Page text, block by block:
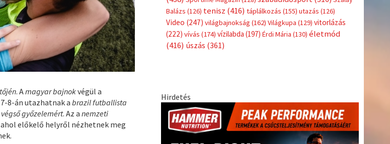
. Amagyar bajnokvégül a
8-án utazhatnak abrazil futballista
végső győzelemért. Az anemzeti
előkelő helyről nézhetnek meg
Címkék
egészség
forma 1(1165)Futball(760)futás(305)Hosszú
Katinka(186)hungaroring(181)Jégkorong(148)kajakkenu
(138)karate(168)kickbox(204)kosárlabda(166) kézilabda
magyar labdarúgóválogatott(148)